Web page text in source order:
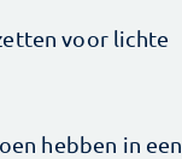
voor lichte
hebben in een